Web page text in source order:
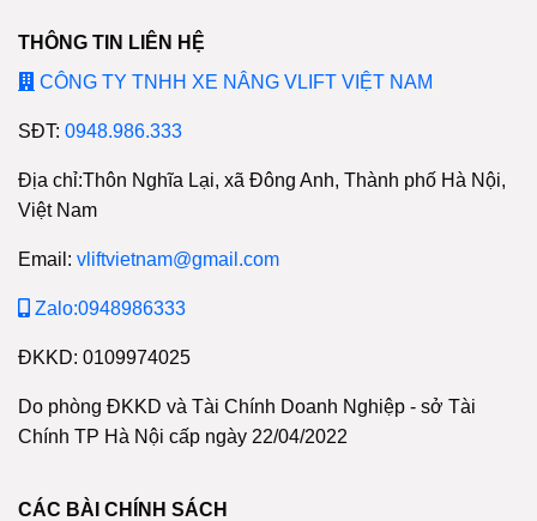
THÔNG TIN LIÊN HỆ
CÔNG TY TNHH XE NÂNG VLIFT VIỆT NAM
SĐT: 0948.986.333
Địa chỉ:Thôn Nghĩa Lại, xã Đông Anh, Thành phố Hà Nội,
Việt Nam
Email: vliftvietnam@gmail.com
Zalo:0948986333
ĐKKD: 0109974025
Do phòng ĐKKD và Tài Chính Doanh Nghiệp - sở Tài
Chính TP Hà Nội cấp ngày 22/04/2022
CÁC BÀI CHÍNH SÁCH